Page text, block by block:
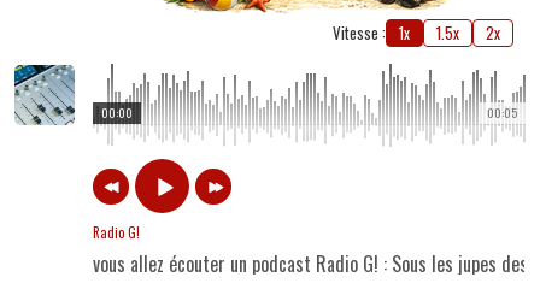
Vitesse : 1x 1.5x 2x
00:05
00:00
Radio G!
vous allez écouter un podcast Radio G! : Sous les jupes